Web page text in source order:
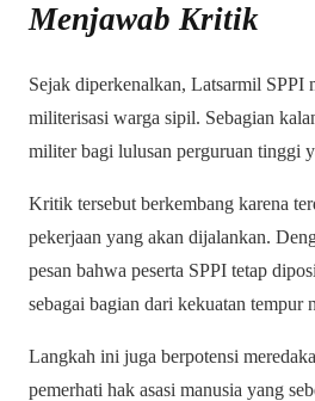
Menjawab Kritik
Sejak diperkenalkan, Latsarmil SPPI
militerisasi warga sipil. Sebagian
militer bagi lulusan perguruan tinggi
Kritik tersebut berkembang karena
pekerjaan yang akan dijalankan.
pesan bahwa peserta SPPI tetap
sebagai bagian dari kekuatan tempur
Langkah ini juga berpotensi
pemerhati hak asasi manusia yang